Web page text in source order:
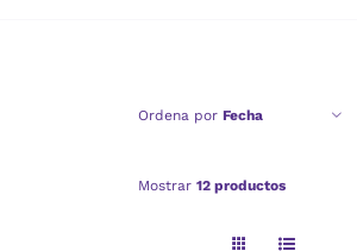
Politica de privacidadOrdena por Fecha
Mostrar 12 productos